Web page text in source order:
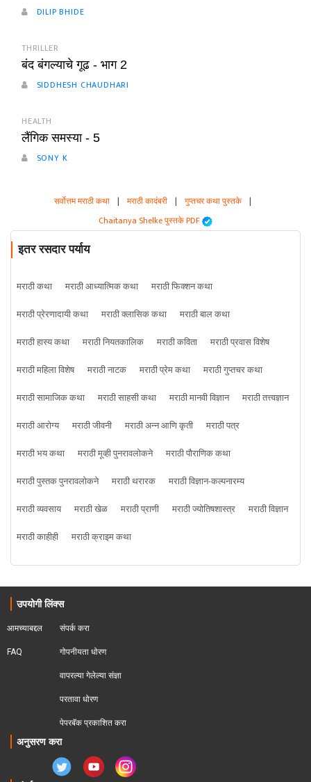
DILIP BHIDE
THRILLER
बंद बंगल्याचे गूढ - भाग 2
SIDDHESH CHAUDHARI
HEALTH
लैंगिक समस्या - 5
SONY K
सर्वोत्तम मराठी कथा | मराठी कादंबरी | गुप्तचर कथा पुस्तके |
Chaitanya Shelke पुस्तके PDF
इतर रसदार पर्याय
मराठी कथा मराठी आध्यात्मिक कथा
मराठी फिक्शन कथा
मराठी प्रेरणादायी कथा
मराठी क्लासिक कथा
मराठी बाल कथा
मराठी हास्य कथा
मराठी नियतकालिक मराठी कविता
मराठी प्रवास विशेष
मराठी महिला विशेष
मराठी नाटक मराठी प्रेम कथा
मराठी गुप्तचर कथा
मराठी सामाजिक कथा
मराठी साहसी कथा मराठी मानवी विज्ञान
मराठी तत्त्वज्ञान
मराठी आरोग्य
मराठी जीवनी मराठी अन्न आणि कृती
मराठी पत्र
मराठी भय कथा
मराठी मूव्ही पुनरावलोकने
मराठी पौराणिक कथा
मराठी पुस्तक पुनरावलोकने
मराठी थरारक
मराठी विज्ञान-कल्पनारम्य
मराठी व्यवसाय
मराठी खेळ मराठी प्राणी मराठी ज्योतिषशास्त्र
मराठी विज्ञान
मराठी काहीही
मराठी क्राइम कथा
उपयोगी लिंक्स
आमच्याबद्दल
FAQ
संपर्क करा
गोपनीयता धोरण
वापरल्या गेलेल्या संज्ञा
परतावा धोरण
पेपरबॅक प्रकाशित करा
अनुसरण करा